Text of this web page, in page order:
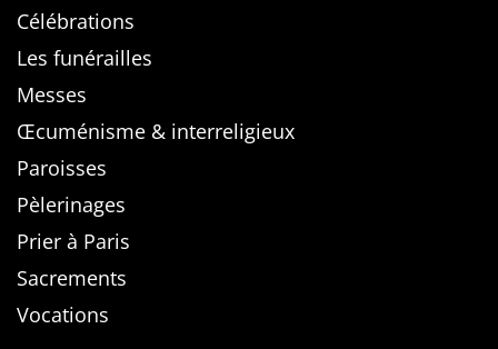
Célébrations
Les funérailles
Messes
Œcuménisme & interreligieux
Paroisses
Pèlerinages
Prier à Paris
Sacrements
Vocations